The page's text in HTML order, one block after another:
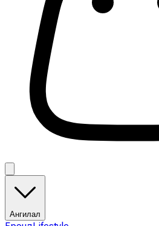
Ангилал